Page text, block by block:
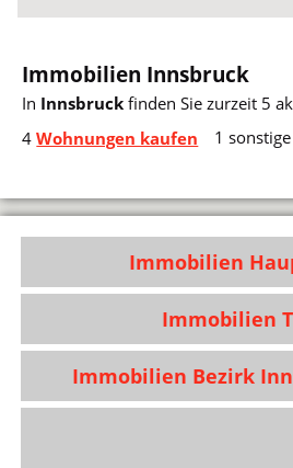
Immobilien Innsbruck
In Innsbruck finden Sie zurzeit 5
4Wohnungen kaufen 1
Immobilien
Immobilien
Immobilien Bezirk